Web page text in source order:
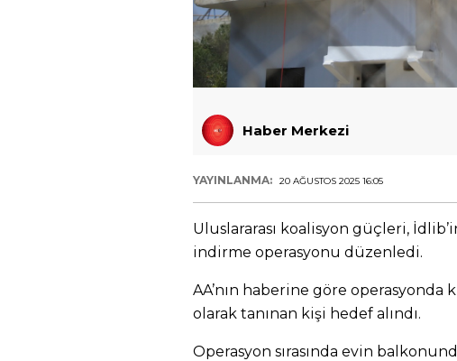
Haber Merkezi
YAYINLANMA: 20 AĞUSTOS 2025 16:05
Uluslararası koalisyon güçleri,
indirme operasyonu düzenledi.
AA’nın haberine göre operasyonda
olarak tanınan kişi hedef alındı.
Operasyon sırasında evin